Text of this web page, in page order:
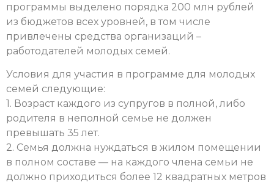
программы выделено порядка 200 млн рублей
из бюджетов всех уровней, в том числе
привлечены средства организаций –
работодателей молодых семей.
Условия для участия в программе для молодых
семей следующие:
1. Возраст каждого из супругов в полной, либо
родителя в неполной семье не должен
превышать 35 лет.
2. Семья должна нуждаться в жилом помещении
в полном составе — на каждого члена семьи не
должно приходиться более 12 квадратных метров